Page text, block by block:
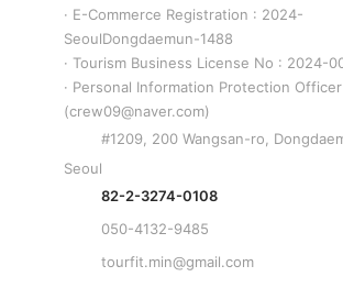
· E-Commerce Registration : 2024-
SeoulDongdaemun-1488
· Tourism Business License No : 2024-
· Personal Information Protection Officer
(crew09@naver.com)
#1209, 200 Wangsan-ro,
Seoul
82-2-3274-0108
050-4132-9485
tourfit.min@gmail.com